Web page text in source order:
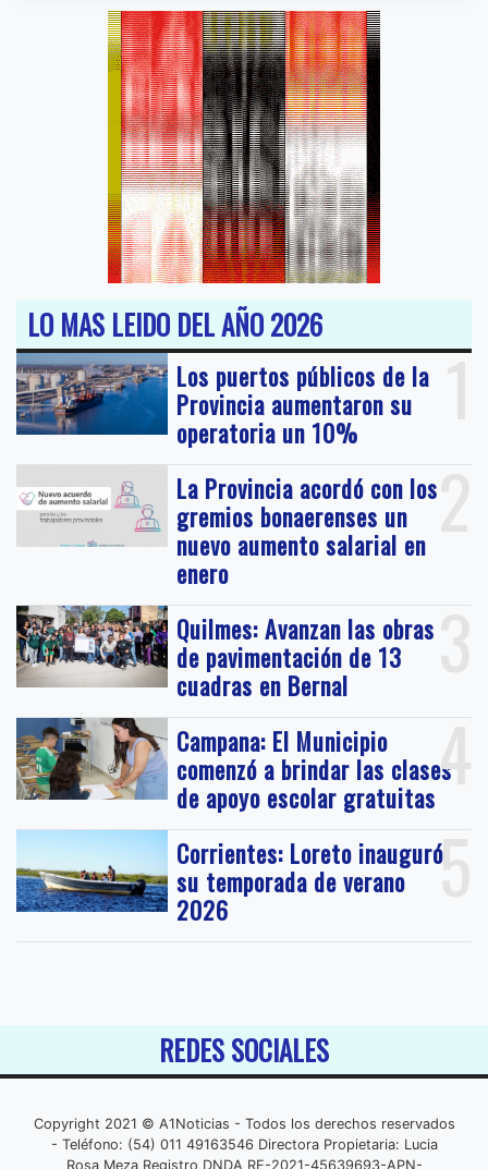
LO MAS LEIDO DEL AÑO 2026
1
Los puertos públicos de la
Provincia aumentaron su
operatoria un 10%
2
La Provincia acordó con los
gremios bonaerenses un
nuevo aumento salarial en
enero
3
Quilmes: Avanzan las obras
de pavimentación de 13
cuadras en Bernal
4
Campana: El Municipio
comenzó a brindar las clases
de apoyo escolar gratuitas
5
Corrientes: Loreto inauguró
su temporada de verano
2026
REDES SOCIALES
Copyright 2021 © A1Noticias - Todos los derechos reservados
- Teléfono: (54) 011 49163546 Directora Propietaria: Lucia
Rosa Meza Registro DNDA RE-2021-45639693-APN-